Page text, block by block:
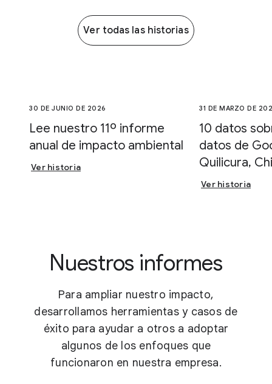
Ver todas las historias
30 DE JUNIO DE 2026
Lee nuestro 11º informe
anual de impacto ambiental
Ver historia
31 DE MARZO DE
10 datos
datos de
Quilicura,
Ver historia
Nuestros informes
Para ampliar nuestro impacto,
desarrollamos herramientas y casos de
éxito para ayudar a otros a adoptar
algunos de los enfoques que
funcionaron en nuestra empresa.